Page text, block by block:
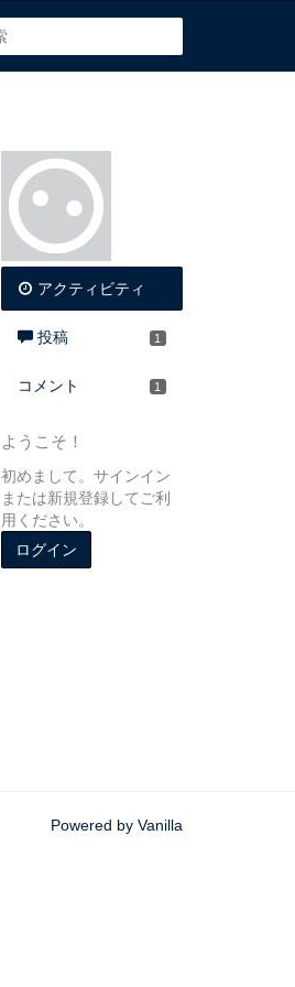
アクティビティ
投稿 1
コメント 1
ようこそ！
初めまして。サインイン
または新規登録してご利
用ください。
ログイン
Powered by Vanilla